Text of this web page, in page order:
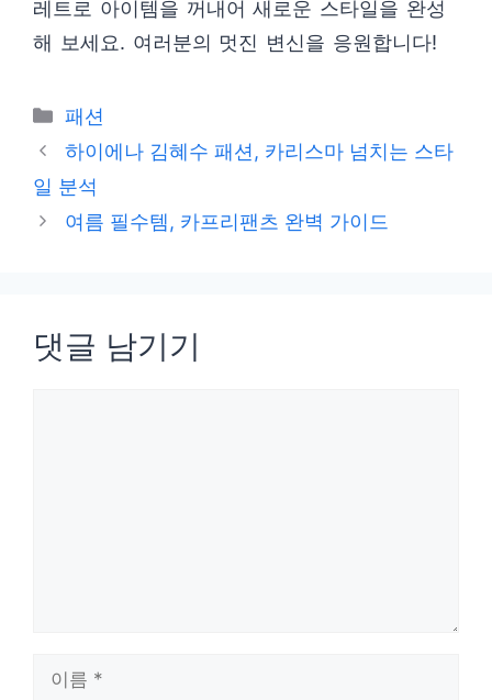
레트로 아이템을 꺼내어 새로운 스타일을 완성
해 보세요. 여러분의 멋진 변신을 응원합니다!
카
테
리
패션
하이에나 김혜수 패션, 카리스마 넘치는 스타
일 분석
여름 필수템, 카프리팬츠 완벽 가이드
댓글 남기기